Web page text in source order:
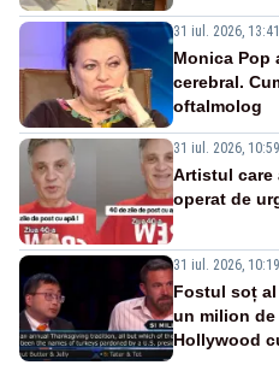
31 iul. 2026, 13:41
Monica Pop
cerebral.
oftalmolog
31 iul. 2026, 10:59
Artistul care
operat de
31 iul. 2026, 10:19
Fostul soț
un milion de
Hollywood